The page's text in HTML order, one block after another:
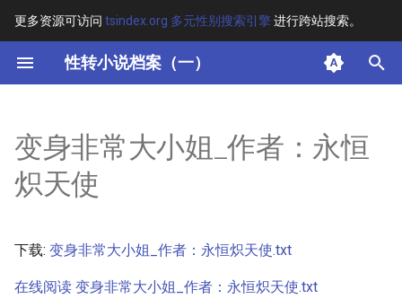
更多资源可访问 tsindex.org 多元性别搜索引擎进行跨站搜索。
性转小说档案（一）
键
开
始
索
其他信息 [Processed Page
Metadata]
变身非常大小姐_作者：永恒
炽天使
下载: 变身非常大小姐_作者：永恒炽天使.txt
在线阅读 变身非常大小姐_作者：永恒炽天使.txt